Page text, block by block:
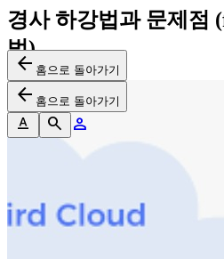
search
person
arrow_back 홈으로 돌아가기
arrow_back 홈으로 돌아가기
text_format search person
경사 하강법과 문제점
법)